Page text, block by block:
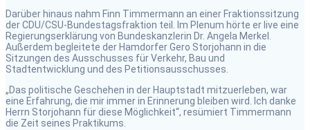
Darüber hinaus nahm Finn Timmermann an einer Fraktionssitzung
der CDU/CSU-Bundestagsfraktion teil. Im Plenum hörte er live eine
Regierungserklärung von Bundeskanzlerin Dr. Angela Merkel.
Außerdem begleitete der Hamdorfer Gero Storjohann in die
Sitzungen des Ausschusses für Verkehr, Bau und
Stadtentwicklung und des Petitionsausschusses.
„Das politische Geschehen in der Hauptstadt mitzuerleben, war
eine Erfahrung, die mir immer in Erinnerung bleiben wird. Ich danke
Herrn Storjohann für diese Möglichkeit“, resümiert Timmermann
die Zeit seines Praktikums.